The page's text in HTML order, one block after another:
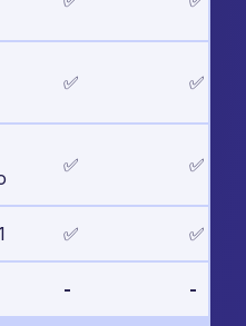
✅ ✅
✅ ✅
✅ ✅
- -